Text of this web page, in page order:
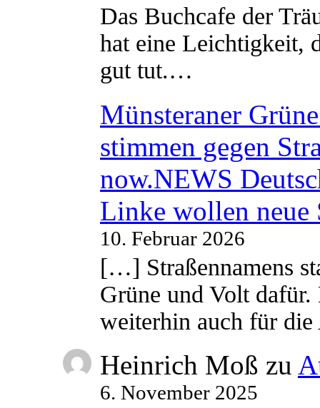
Das Buchcafe der
hat eine Leichtigkeit,
gut tut.…
Münsteraner
stimmen gegen
now.NEWS
Linke wollen neue
10. Februar 2026
[…] Straßennamens
Grüne und Volt
weiterhin auch für
Heinrich Moß zu
6. November 2025